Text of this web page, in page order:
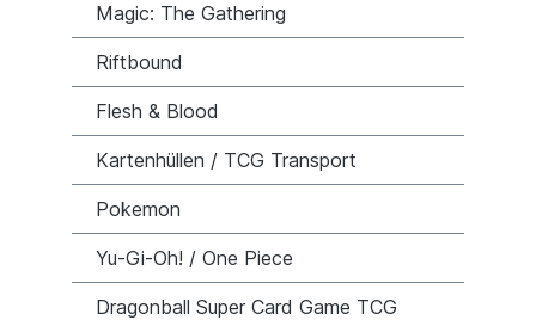
Magic: The Gathering
Riftbound
Flesh & Blood
Kartenhüllen / TCG Transport
Pokemon
Yu-Gi-Oh! / One Piece
Dragonball Super Card Game TCG